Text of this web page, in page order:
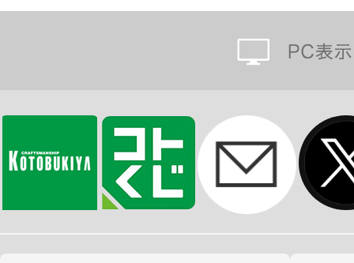
ットシーンを想定して遊ぶことがで
エフェクトパーツは派手なポージン
・各部に配置された3mm径のジョ
ール』『ヘキサギア』『創彩少女庭
リーズ等と各部併用が可能。
・瞳、マーキングなどのデカールが